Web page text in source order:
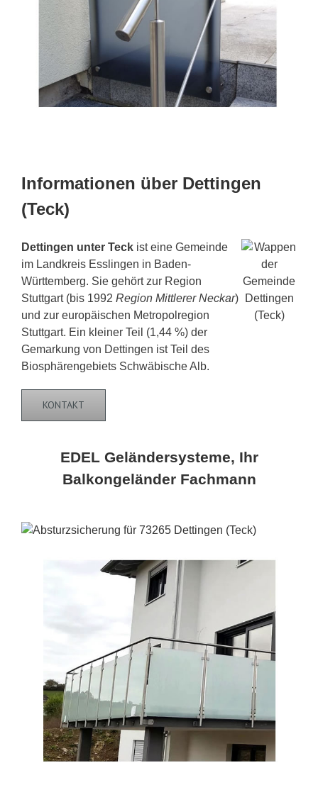
Informationen über Dettingen
(Teck)
Dettingen unter Teck ist eine Gemeinde
im Landkreis Esslingen in Baden-
Württemberg. Sie gehört zur Region
Stuttgart (bis 1992 Region Mittlerer Neckar)
und zur europäischen Metropolregion
Stuttgart. Ein kleiner Teil (1,44 %) der
Gemarkung von Dettingen ist Teil des
Biosphärengebiets Schwäbische Alb.
KONTAKT
EDEL Geländersysteme, Ihr
Balkongeländer Fachmann